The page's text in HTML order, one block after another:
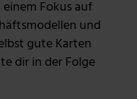
Fokus auf
und
gute Karten
dir in der Folge